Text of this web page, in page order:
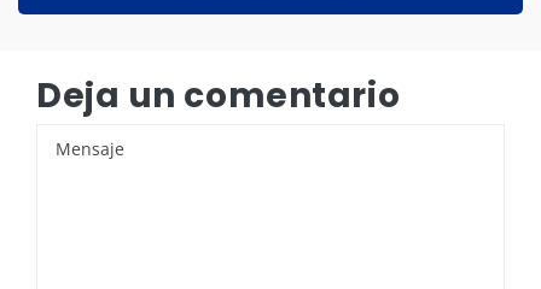
Deja un comentario